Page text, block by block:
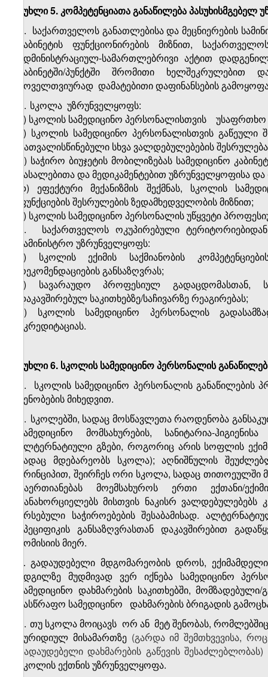
მუხლი 5. კომპეტენციათა განაწილება პასუხისმგებელ
1. საქართველოს განათლებისა და მეცნიერების
კაბინეტის ფუნქციონირების მიზნით,
ადმინისტრაციულ-სამართლებრივი აქტით
კაბინეტში/პუნქტში შრომითი ხელშეკრულებით
ყოველთვიურად დამატებითი დაფინანსების
2. სკოლა უზრუნველყოფს:
ა) სკოლის სამედიცინო პერსონალისთვის
უსაფრთხო
ბ) სკოლის სამედიცინო პერსონალისთვის გაწეული
გათვალისწინებული სხვა ვალდებულებების
გ) საჭირო ბიუჯეტის მობილიზებას სამედიცინო
მასალებითა და მედიკამენტებით უზრუნველყოფისა
დ) ეფექტური მექანიზმის შექმნას, სკოლის
ფუნქციების შესრულების ზედამხედველობის მიზნით;
ე) სკოლის სამედიცინო პერსონალის უწყვეტი
3.
საქართველოს ოკუპირებული
სამინისტრო უზრუნველყოფს:
ა) სკოლის ექიმის საქმიანობის
რეკომენდაციების განსაზღვრას;
ბ) სავარაუდო პროფესიულ გადაცდომასთან,
დაკავშირებულ საკითხებზე/საჩივარზე რეაგირებას;
გ) სკოლის სამედიცინო პერსონალის
აკრედიტაციას.
მუხლი 6. სკოლის სამედიცინო პერსონალის
1.
სკოლის სამედიცინო პერსონალის განაწილების
შენობების მიხედვით.
2. სკოლებში, სადაც მოსწავლეთა რაოდენობა
სამედიცინო მომსახურების, სანიტარია-
ალტერნატიული გზები, როგორიც არის სოფლის
სადაც მდებარეობს სკოლა); აღნიშნულის
პრინციპით, შეირჩეს ორი სკოლა, სადაც
გაერთიანებას მოემსახუროს ერთი ექთანი/
განახორციელებს მისთვის ნაკისრ ვალდებულებებს
არსებული საჭიროებების შესაბამისად.
სპეციფიკის განსაზღვრასთან დაკავშირებით
კომისიის მიერ.
3. გადაუდებელი მდგომარეობის დროს,
ადგილზე მუდმივად ვერ იქნება სამედიცინო
სამედიცინო დახმარების საკითხებში,
სასწრაფო სამედიცინო დახმარების ბრიგადის
4. თუ სკოლა მოიცავს ორ ან მეტ შენობას,
იურიდიულ მისამართზე (გარდა იმ შემთხვევისა,
გადაუდებელი დახმარების გაწევის შესაძლებლობას)
სკოლის ექთნის უზრუნველყოფა.